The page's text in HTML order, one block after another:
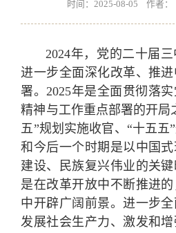
时间：2025-08-05 作者
2024年，党的二十届
进一步全面深化改革、推
署。2025年是全面贯彻落
精神与工作重点部署的开局
五”规划实施收官、“十五五
和今后一个时期是以中国
建设、民族复兴伟业的关
是在改革开放中不断推进
中开辟广阔前景。进一步
发展社会生产力、激发和